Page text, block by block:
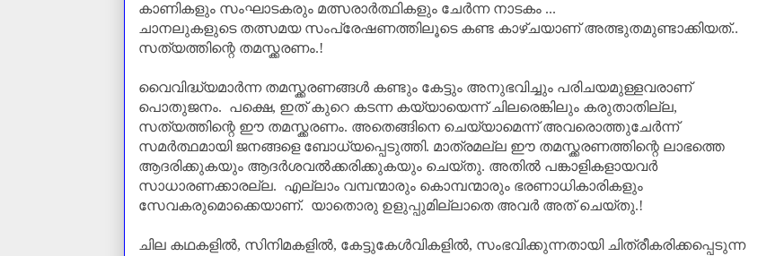
കാണികളും സംഘാടകരും മത്സരാർത്ഥികളും ചേർന്ന നാടകം ...
ചാനലുകളുടെ തത്സമയ സംപ്രേഷണത്തിലൂടെ കണ്ട കാഴ്ചയാണ്‌ അത്ഭുതമുണ്ടാക്കിയത്‌..
സത്യത്തിന്റെ തമസ്ക്കരണം.!
വൈവിദ്ധ്യമാർന്ന തമസ്ക്കരണങ്ങൾ കണ്ടും കേട്ടും അനുഭവിച്ചും പരിചയമുള്ളവരാണ്‌
പൊതുജനം. പക്ഷെ, ഇത്‌ കുറെ കടന്ന കയ്യായെന്ന് ചിലരെങ്കിലും കരുതാതില്ല,
സത്യത്തിന്റെ ഈ തമസ്ക്കരണം. അതെങ്ങിനെ ചെയ്യാമെന്ന് അവരൊത്തുചേർന്ന്
സമർത്ഥമായി ജനങ്ങളെ ബോധ്യപ്പെടുത്തി. മാത്രമല്ല ഈ തമസ്ക്കരണത്തിന്റെ ലാഭത്തെ
ആദരിക്കുകയും ആദർശവൽക്കരിക്കുകയും ചെയ്തു. അതിൽ പങ്കാളികളായവർ
സാധാരണക്കാരല്ല. എല്ലാം വമ്പന്മാരും കൊമ്പന്മാരും ഭരണാധികാരികളും
സേവകരുമൊക്കെയാണ്‌. യാതൊരു ഉളുപ്പുമില്ലാതെ അവർ അത്‌ ചെയ്തു.!
ചില കഥകളിൽ, സിനിമകളിൽ, കേട്ടുകേൾവികളിൽ, സംഭവിക്കുന്നതായി ചിത്രീകരിക്കപ്പെടുന്ന